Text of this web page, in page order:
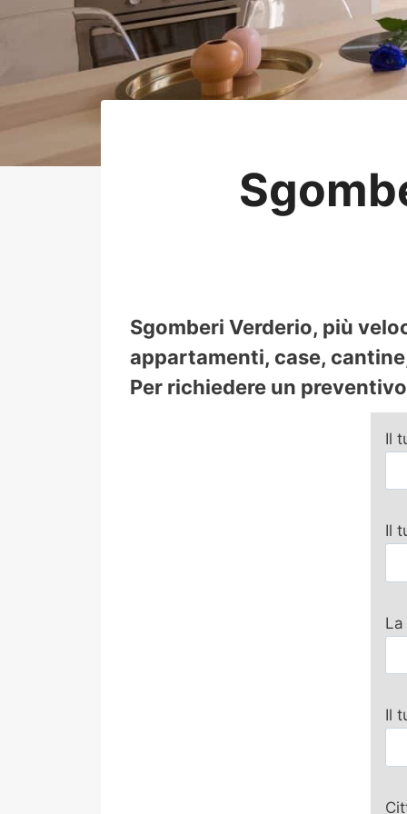
Sgomberi Verderio, più
appartamenti, case,
Per richiedere un
Il
Il
Il